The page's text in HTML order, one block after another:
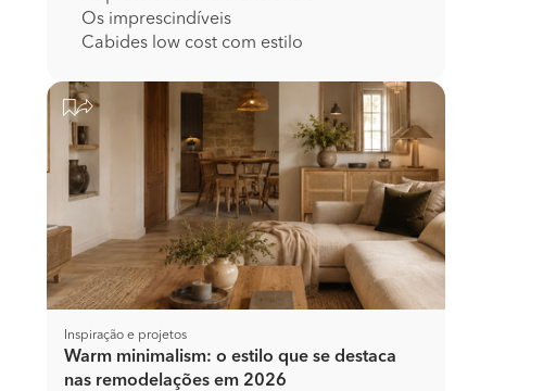
Os imprescindíveis
Cabides low cost com estilo
Inspiração e projetos
Warm minimalism: o estilo que se destaca
nas remodelações em 2026